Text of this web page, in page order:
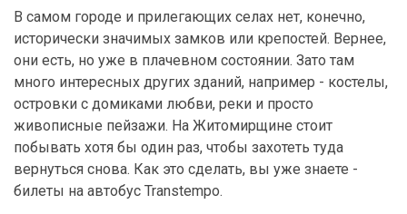
В самом городе и прилегающих селах нет, конечно,
исторически значимых замков или крепостей. Вернее,
они есть, но уже в плачевном состоянии. Зато там
много интересных других зданий, например - костелы,
островки с домиками любви, реки и просто
живописные пейзажи. На Житомирщине стоит
побывать хотя бы один раз, чтобы захотеть туда
вернуться снова. Как это сделать, вы уже знаете -
билеты на автобус Transtempo.